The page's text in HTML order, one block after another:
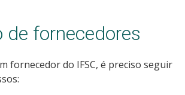
de fornecedores
fornecedor do IFSC, é preciso seguir